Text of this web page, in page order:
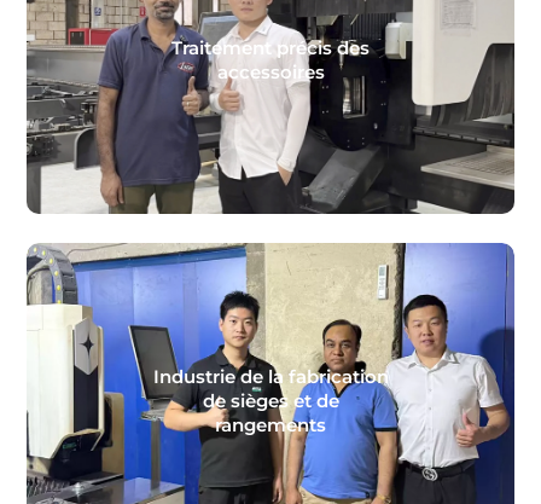
Traitement précis des
accessoires
Industrie de la fabrication
de sièges et de
rangements